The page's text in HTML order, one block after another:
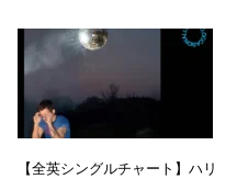
【全英シングルチャート】ハリ